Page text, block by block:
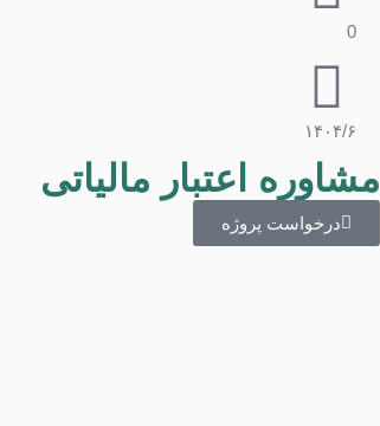
0
۱۴۰۴/۶
مشاوره اعتبار مالیاتی
درخواست پروژه